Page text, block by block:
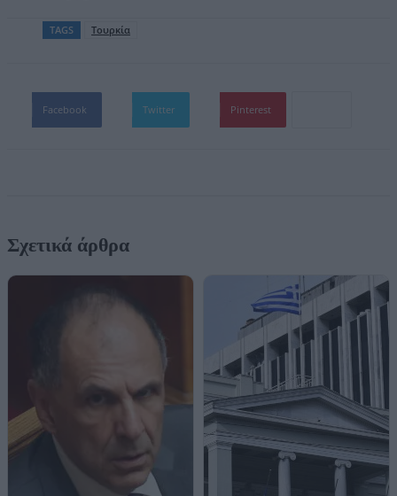
TAGS Τουρκία
Facebook Twitter Pinterest
Σχετικά άρθρα